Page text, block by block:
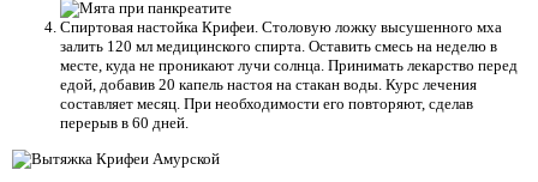
Спиртовая настойка Крифеи. Столовую ложку высушенного мха
залить 120 мл медицинского спирта. Оставить смесь на неделю в
месте, куда не проникают лучи солнца. Принимать лекарство перед
едой, добавив 20 капель настоя на стакан воды. Курс лечения
составляет месяц. При необходимости его повторяют, сделав
перерыв в 60 дней.